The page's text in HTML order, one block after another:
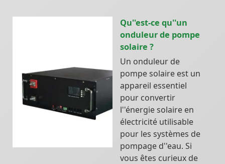
Qu''est-ce qu''un
onduleur de pompe
solaire ?
Un onduleur de
pompe solaire est un
appareil essentiel
pour convertir
l''énergie solaire en
électricité utilisable
pour les systèmes de
pompage d''eau. Si
vous êtes curieux de